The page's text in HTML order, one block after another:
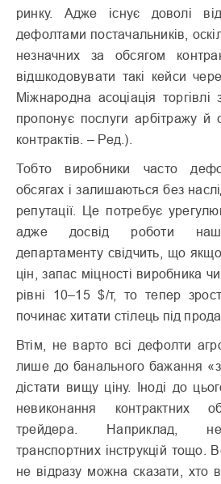
ринку. Адже існує доволі
дефолтами постачальників,
незнач­них за обсягом
відшкодовувати такі кейси
Міжнародна асоціація
пропонує послуги арбітражу й
контрактів. – Ред .).
Тобто виробники часто
обсягах і залишаю­ть­ся без
репутації. Це потребує
адже досвід роботи
департаменту свідчить, що
цін, запас міцності виробника
рівні 10–15 $/т, то тепер
починає хитати стілець під
Втім, не варто всі дефолти
лише до банального бажання
дістати вищу ціну. Іноді до
невиконання контрактних
трейдера. Наприклад,
транспортних інструкцій тощо.
не відразу можна сказати, хто